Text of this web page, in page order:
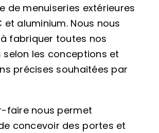
de menuiseries extérieures
et aluminium. Nous nous
fabriquer toutes nos
selon les conceptions et
précises souhaitées par
faire nous permet
concevoir des portes et